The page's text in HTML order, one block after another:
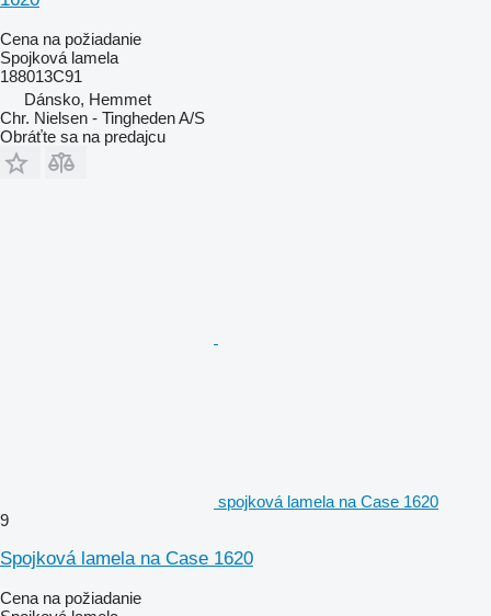
Cena na požiadanie
Spojková lamela
188013C91
Dánsko, Hemmet
Chr. Nielsen - Tingheden A/S
Obráťte sa na predajcu
spojková lamela na Case 1620
9
Spojková lamela na Case 1620
Cena na požiadanie